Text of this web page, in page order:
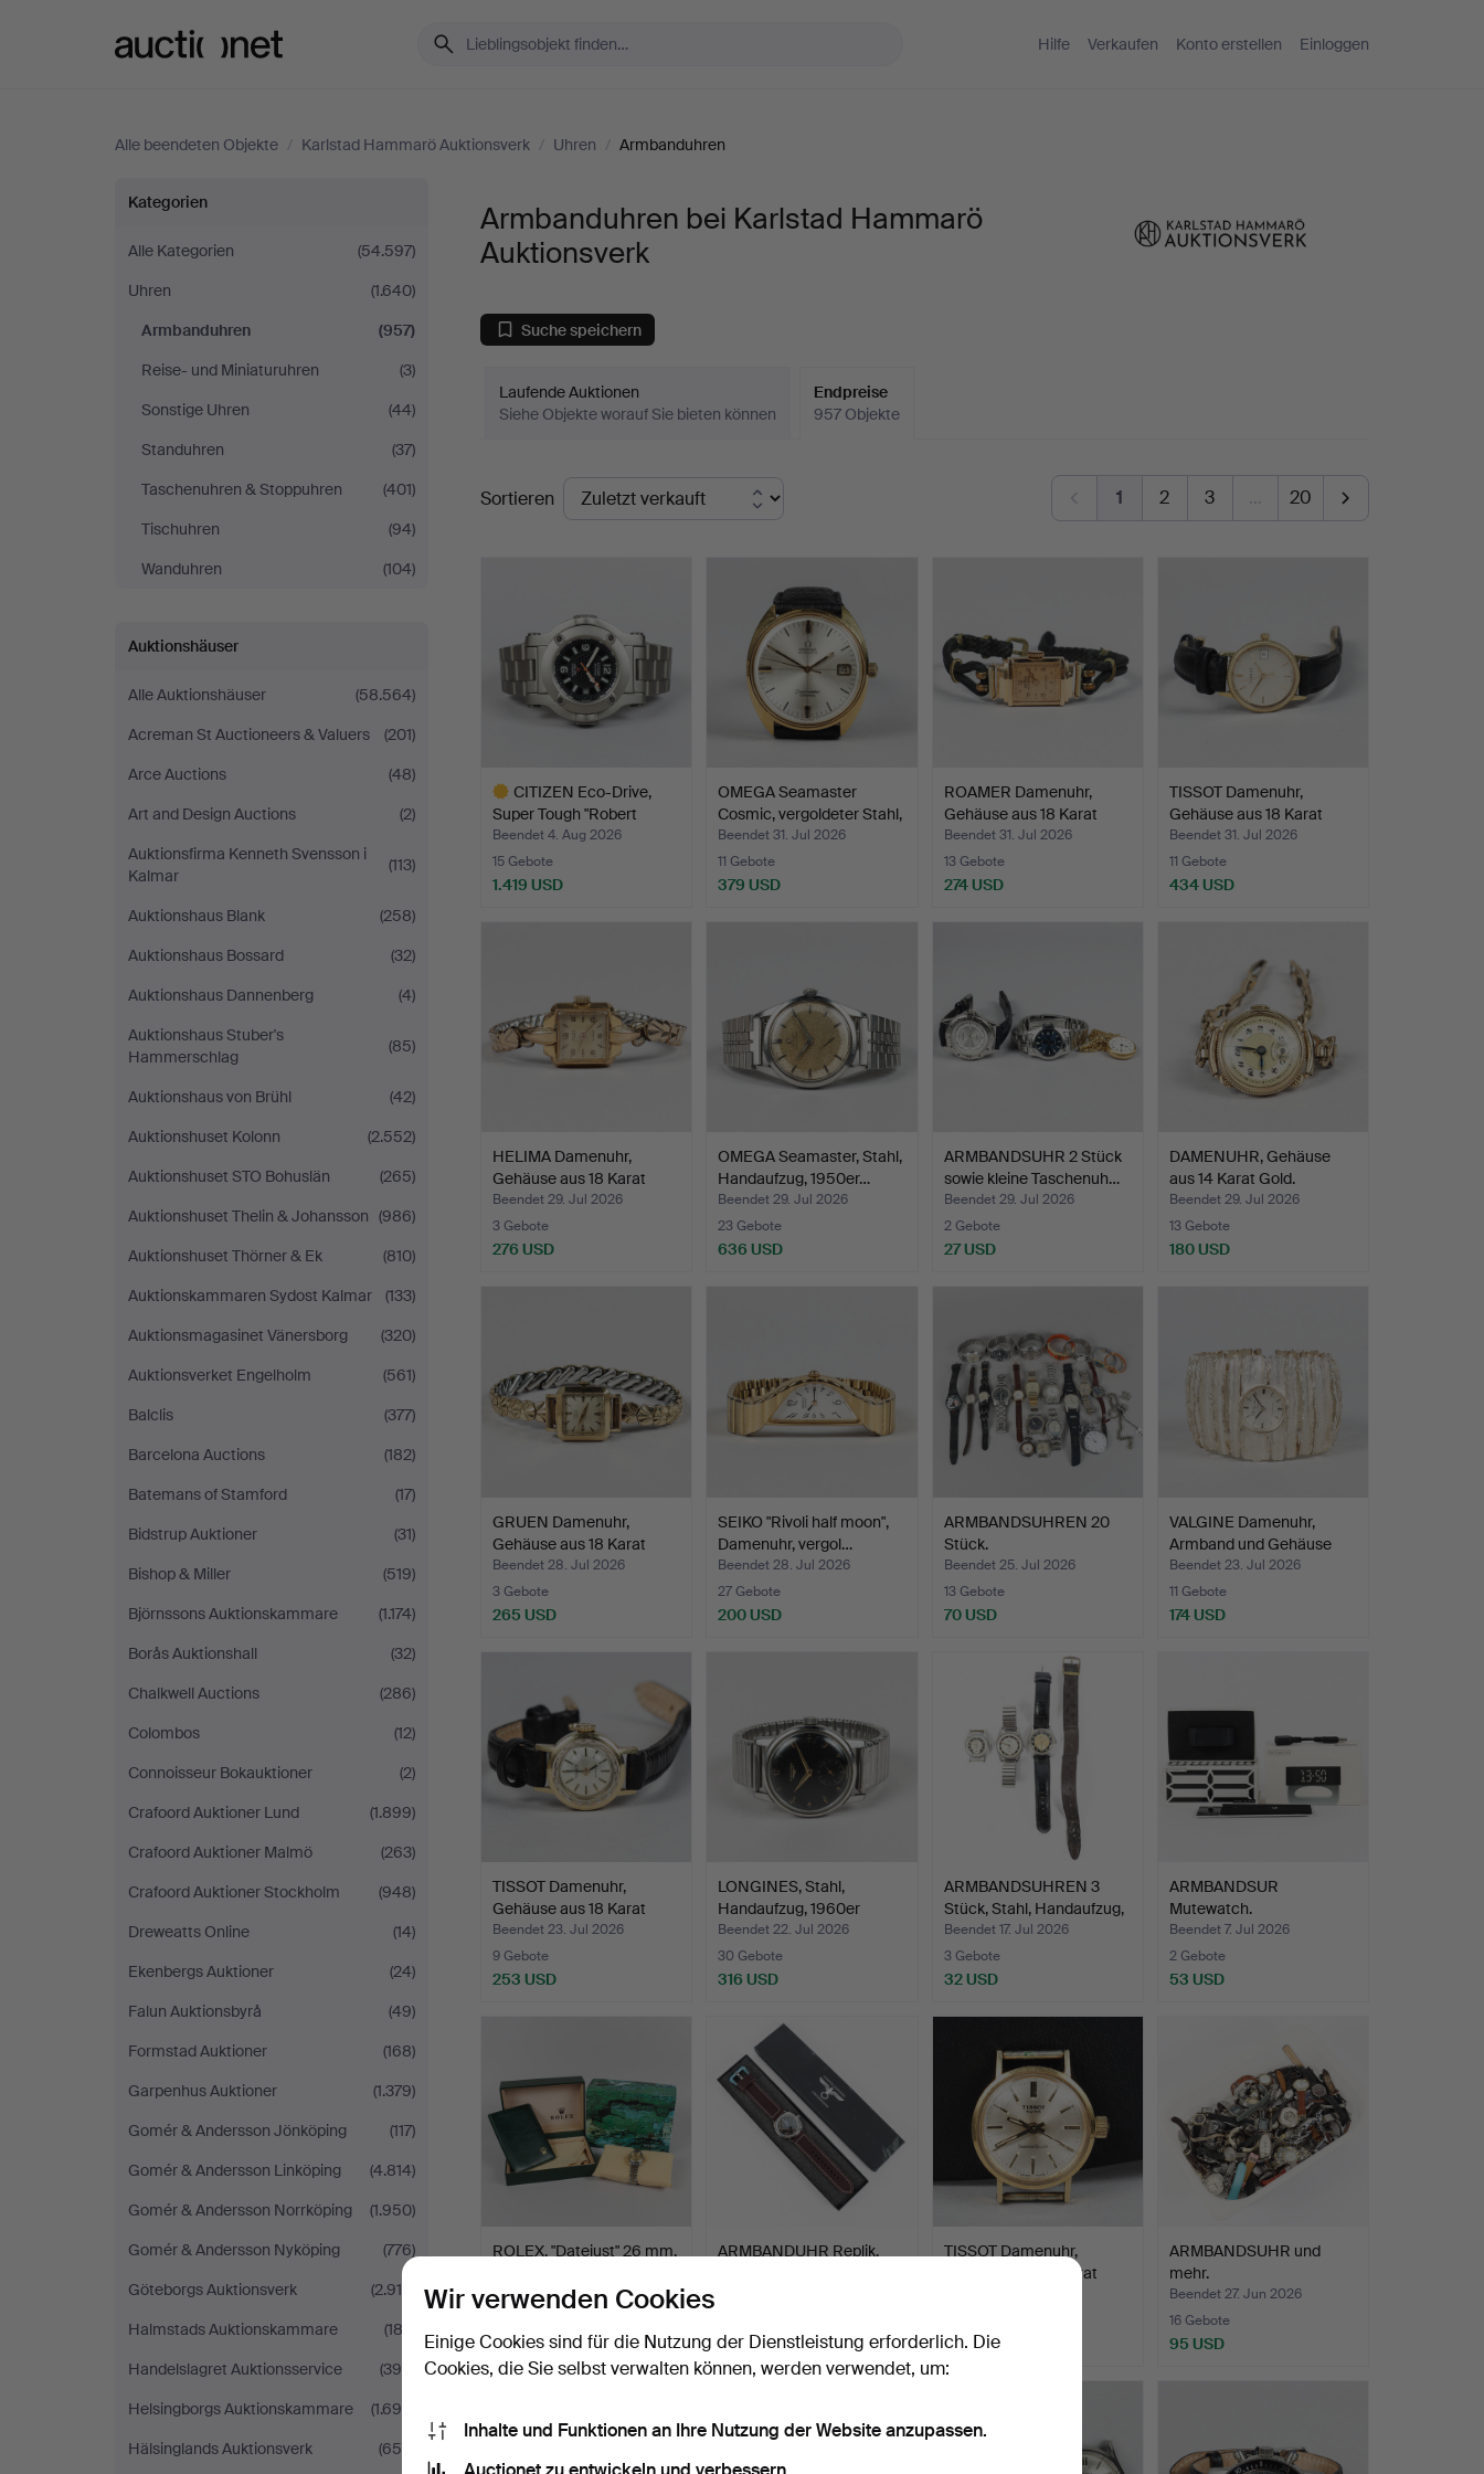
Hilfe Verkaufen Konto erstellen Einloggen
Alle beendeten Objekte / Karlstad Hammarö Auktionsverk / Uhren / Armbanduhren
Armbanduhren
bei
Karlstad
Hammarö
Auktionsverk
Kategorien
Alle Kategorien
(54.597)
Uhren
(1.640)
Armbanduhren
(957)
Reise- und Miniaturuhren
(3)
Sonstige Uhren
(44)
Standuhren
(37)
Taschenuhren & Stoppuhren
(401)
Tischuhren
(94)
Wanduhren
(104)
Auktionshäuser
Alle Auktionshäuser
(58.564)
Acreman St Auctioneers & Valuers
(201)
Arce Auctions
(48)
Art and Design Auctions
(2)
Auktionsfirma Kenneth Svensson i
Kalmar
(113)
Auktionshaus Blank
(258)
Auktionshaus Bossard
(32)
Auktionshaus Dannenberg
(4)
Auktionshaus Stuber's
Hammerschlag
(85)
Auktionshaus von Brühl
(42)
Auktionshuset Kolonn
(2.552)
Auktionshuset STO Bohuslän
(265)
Auktionshuset Thelin & Johansson (986)
Auktionshuset Thörner & Ek
(810)
Auktionskammaren Sydost Kalmar
(133)
Auktionsmagasinet Vänersborg
(320)
Auktionsverket Engelholm
(561)
Balclis
(377)
Barcelona Auctions
(182)
Batemans of Stamford
(17)
Bidstrup Auktioner
(31)
Bishop & Miller
(519)
Björnssons Auktionskammare
(1.174)
Borås Auktionshall
(32)
Chalkwell Auctions
(286)
Colombos
(12)
Connoisseur Bokauktioner
(2)
Crafoord Auktioner Lund
(1.899)
Crafoord Auktioner Malmö
(263)
Crafoord Auktioner Stockholm
(948)
Dreweatts Online
(14)
Ekenbergs Auktioner
(24)
Falun Auktionsbyrå
(49)
Formstad Auktioner
(168)
Garpenhus Auktioner
(1.379)
Gomér & Andersson Jönköping
(117)
Gomér & Andersson Linköping
(4.814)
Gomér & Andersson Norrköping
(1.950)
Gomér & Andersson Nyköping
(776)
Göteborgs Auktionsverk
(2.910)
Halmstads Auktionskammare
(183)
Handelslagret Auktionsservice
(390)
Helsingborgs Auktionskammare
(1.698)
Hälsinglands Auktionsverk
(650)
Armbanduhren bei Karlstad Hammarö
Auktionsverk
Suche speichern
Laufende Auktionen
Siehe Objekte worauf Sie bieten können
Endpreise
957 Objekte
Endpreise
Sortieren 1 2 3 … 20
CITIZEN Eco-Drive,
Super Tough "Robert
Swa…
Beendet 4. Aug 2026
15 Gebote
1.419 USD
OMEGA Seamaster
Cosmic, vergoldeter Stahl,
…
Beendet 31. Jul 2026
11 Gebote
379 USD
ROAMER Damenuhr,
Gehäuse aus 18 Karat
Gold…
Beendet 31. Jul 2026
13 Gebote
274 USD
TISSOT Damenuhr,
Gehäuse aus 18 Karat
Gold…
Beendet 31. Jul 2026
11 Gebote
434 USD
HELIMA Damenuhr,
Gehäuse aus 18 Karat
Gold…
Beendet 29. Jul 2026
3 Gebote
276 USD
OMEGA Seamaster, Stahl,
Handaufzug, 1950er…
Beendet 29. Jul 2026
23 Gebote
636 USD
ARMBANDSUHR 2 Stück
sowie kleine Taschenuh…
Beendet 29. Jul 2026
2 Gebote
27 USD
DAMENUHR, Gehäuse
aus 14 Karat Gold.
Beendet 29. Jul 2026
13 Gebote
180 USD
GRUEN Damenuhr,
Gehäuse aus 18 Karat
Gold,…
Beendet 28. Jul 2026
3 Gebote
265 USD
SEIKO "Rivoli half moon",
Damenuhr, vergol…
Beendet 28. Jul 2026
27 Gebote
200 USD
ARMBANDSUHREN 20
Stück.
Beendet 25. Jul 2026
13 Gebote
70 USD
VALGINE Damenuhr,
Armband und Gehäuse
aus …
Beendet 23. Jul 2026
11 Gebote
174 USD
TISSOT Damenuhr,
Gehäuse aus 18 Karat
Gold…
Beendet 23. Jul 2026
9 Gebote
253 USD
LONGINES, Stahl,
Handaufzug, 1960er
Jahre.
Beendet 22. Jul 2026
30 Gebote
316 USD
ARMBANDSUHREN 3
Stück, Stahl, Handaufzug,
…
Beendet 17. Jul 2026
3 Gebote
32 USD
ARMBANDSUR
Mutewatch.
Beendet 7. Jul 2026
2 Gebote
53 USD
ROLEX, "Datejust" 26 mm,
Beendet 5. Jul 2026
4.108 USD
ARMBANDUHR Replik,
43 USD
TISSOT Damenuhr,
Gehäuse aus 18 Karat
479 USD
ARMBANDSUHR und
mehr.
Beendet 27. Jun 2026
16 Gebote
95 USD
Wir verwenden Cookies
Einige Cookies sind für die Nutzung der Dienstleistung erforderlich. Die
Cookies, die Sie selbst verwalten können, werden verwendet, um:
Inhalte und Funktionen an Ihre Nutzung der Website anzupassen.